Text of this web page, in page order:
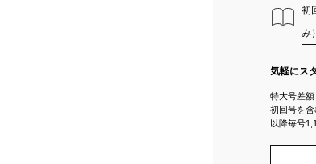
初
み）
気軽にス
特大号差額
初回号を含
以降毎号